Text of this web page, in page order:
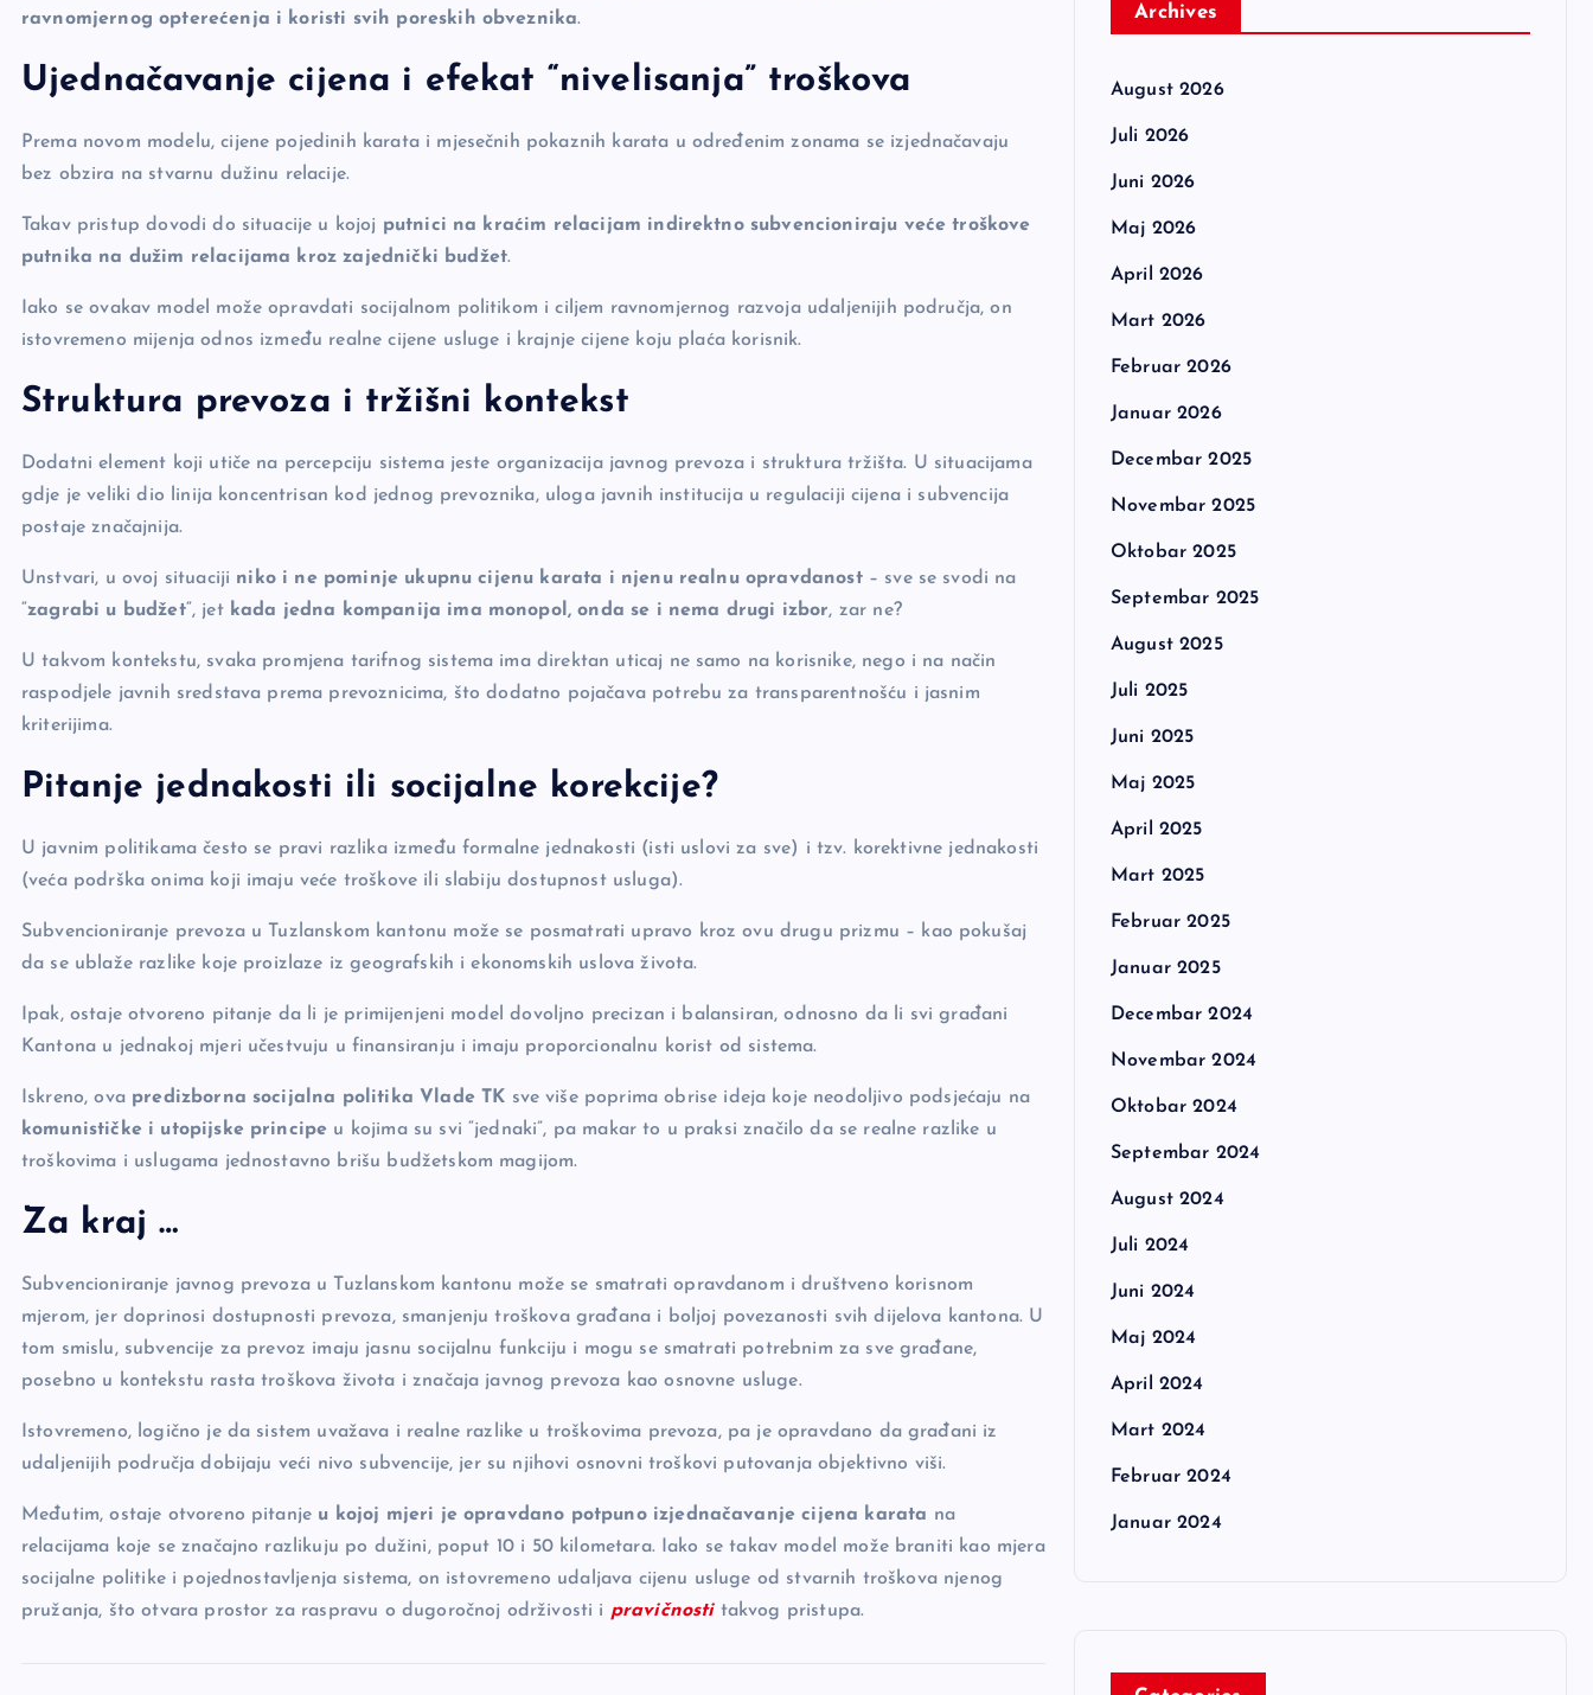
ravnomjernog opterećenja i koristi svih poreskih obveznika.
Ujednačavanje cijena i efekat “nivelisanja” troškova
Prema novom modelu, cijene pojedinih karata i mjesečnih pokaznih karata u određenim zonama se izjednačavaju
bez obzira na stvarnu dužinu relacije.
Takav pristup dovodi do situacije u kojoj putnici na kraćim relacijam indirektno subvencioniraju veće troškove
putnika na dužim relacijama kroz zajednički budžet.
Iako se ovakav model može opravdati socijalnom politikom i ciljem ravnomjernog razvoja udaljenijih područja, on
istovremeno mijenja odnos između realne cijene usluge i krajnje cijene koju plaća korisnik.
Struktura prevoza i tržišni kontekst
Dodatni element koji utiče na percepciju sistema jeste organizacija javnog prevoza i struktura tržišta. U situacijama
gdje je veliki dio linija koncentrisan kod jednog prevoznika, uloga javnih institucija u regulaciji cijena i subvencija
postaje značajnija.
Unstvari, u ovoj situaciji niko i ne pominje ukupnu cijenu karata i njenu realnu opravdanost– sve se svodi na
“zagrabi u budžet“, jet kada jedna kompanija ima monopol, onda se i nema drugi izbor, zar ne?
U takvom kontekstu, svaka promjena tarifnog sistema ima direktan uticaj ne samo na korisnike, nego i na način
raspodjele javnih sredstava prema prevoznicima, što dodatno pojačava potrebu za transparentnošću i jasnim
kriterijima.
Pitanje jednakosti ili socijalne korekcije?
U javnim politikama često se pravi razlika između formalne jednakosti (isti uslovi za sve) i tzv. korektivne jednakosti
(veća podrška onima koji imaju veće troškove ili slabiju dostupnost usluga).
Subvencioniranje prevoza u Tuzlanskom kantonu može se posmatrati upravo kroz ovu drugu prizmu – kao pokušaj
da se ublaže razlike koje proizlaze iz geografskih i ekonomskih uslova života.
Ipak, ostaje otvoreno pitanje da li je primijenjeni model dovoljno precizan i balansiran, odnosno da li svi građani
Kantona u jednakoj mjeri učestvuju u finansiranju i imaju proporcionalnu korist od sistema.
Iskreno, ova predizborna socijalna politika Vlade TK sve više poprima obrise ideja koje neodoljivo podsjećaju na
komunističke i utopijske principe u kojima su svi “jednaki”, pa makar to u praksi značilo da se realne razlike u
troškovima i uslugama jednostavno brišu budžetskom magijom.
Za kraj …
Subvencioniranje javnog prevoza u Tuzlanskom kantonu može se smatrati opravdanom i društveno korisnom
mjerom, jer doprinosi dostupnosti prevoza, smanjenju troškova građana i boljoj povezanosti svih dijelova kantona. U
tom smislu, subvencije za prevoz imaju jasnu socijalnu funkciju i mogu se smatrati potrebnim za sve građane,
posebno u kontekstu rasta troškova života i značaja javnog prevoza kao osnovne usluge.
Istovremeno, logično je da sistem uvažava i realne razlike u troškovima prevoza, pa je opravdano da građani iz
udaljenijih područja dobijaju veći nivo subvencije, jer su njihovi osnovni troškovi putovanja objektivno viši.
Međutim, ostaje otvoreno pitanje u kojoj mjeri je opravdano potpuno izjednačavanje cijena karata na
relacijama koje se značajno razlikuju po dužini, poput 10 i 50 kilometara. Iako se takav model može braniti kao mjera
socijalne politike i pojednostavljenja sistema, on istovremeno udaljava cijenu usluge od stvarnih troškova njenog
pružanja, što otvara prostor za raspravu o dugoročnoj održivosti i pravičnostitakvog pristupa.
Archives
August 2026
Juli 2026
Juni 2026
Maj 2026
April 2026
Mart 2026
Februar 2026
Januar 2026
Decembar 2025
Novembar 2025
Oktobar 2025
Septembar 2025
August 2025
Juli 2025
Juni 2025
Maj 2025
April 2025
Mart 2025
Februar 2025
Januar 2025
Decembar 2024
Novembar 2024
Oktobar 2024
Septembar 2024
August 2024
Juli 2024
Juni 2024
Maj 2024
April 2024
Mart 2024
Februar 2024
Januar 2024